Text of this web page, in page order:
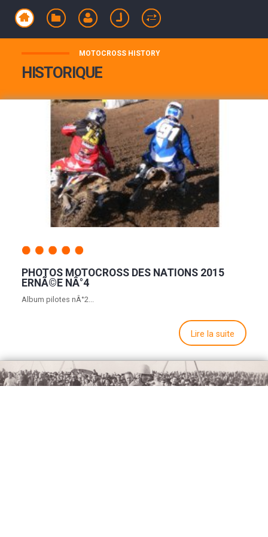
MOTOCROSS HISTORY
HISTORIQUE
PHOTOS MOTOCROSS DES NATIONS 2015
ERNÃ©E NÂ°4
Album pilotes nÂ°2...
Lire la suite